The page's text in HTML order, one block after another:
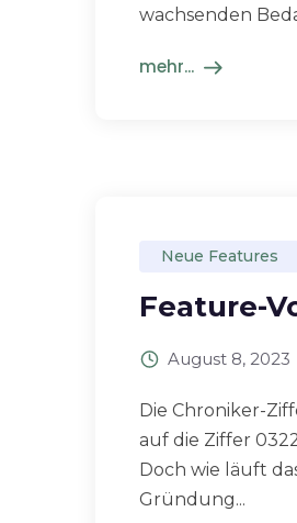
wachsenden
mehr...
Neue Features
Feature-
August 8, 2023
Die Chroniker-
auf die Ziffer
Doch wie läuft
Gründung...